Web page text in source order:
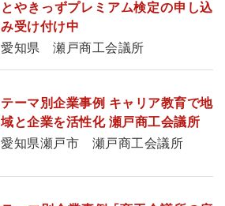
とやきっずプレミアム検定の申し込
み受け付け中
愛知県 瀬戸商工会議所
テーマ別企業事例 キャリア教育で地
域と企業を活性化 瀬戸商工会議所
愛知県瀬戸市 瀬戸商工会議所